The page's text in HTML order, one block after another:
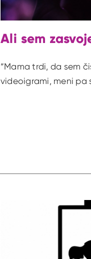
Ali sem
“Mama trdi, da sem
videoigrami, meni pa